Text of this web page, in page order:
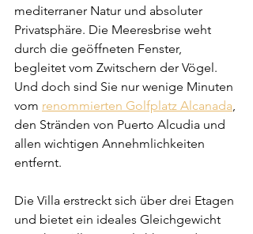
mediterraner Natur und absoluter
Privatsphäre. Die Meeresbrise weht
durch die geöffneten Fenster,
begleitet vom Zwitschern der Vögel.
Und doch sind Sie nur wenige Minuten
vom renommierten Golfplatz Alcanada
den Stränden von Puerto Alcudia und
allen wichtigen Annehmlichkeiten
entfernt.
Die Villa erstreckt sich über drei Etagen
und bietet ein ideales Gleichgewicht